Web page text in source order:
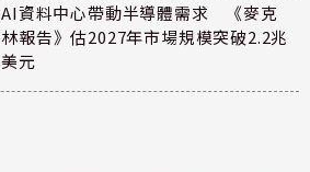
AI資料中心帶動半導體需求 《麥克
林報告》估2027年市場規模突破2.2兆
美元